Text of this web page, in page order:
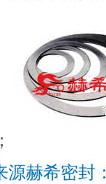
源赫希密封：